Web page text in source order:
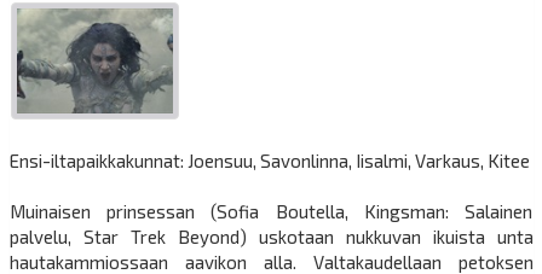
Ensi-iltapaikkakunnat: Joensuu, Savonlinna, Iisalmi, Varkaus, Kitee
Muinaisen prinsessan (Sofia Boutella, Kingsman: Salainen
palvelu, Star Trek Beyond) uskotaan nukkuvan ikuista unta
hautakammiossaan aavikon alla. Valtakaudellaan petoksen